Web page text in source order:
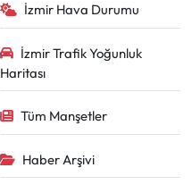
İzmir Hava Durumu
İzmir Trafik Yoğunluk
Haritası
Tüm Manşetler
Haber Arşivi